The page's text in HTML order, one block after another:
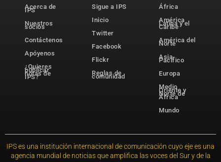
Acerca de
IPS
Nuestros
socios
Contáctenos
Apóyenos
¿Quieres
publicar
notas de
IPS?
Sigue a IPS
Inicio
Twitter
Facebook
Flickr
Reglas de
comunidad
África
América
Latina y el
Caribe
América del
Norte
Asia-
Pacífico
Europa
Medio
Oriente y
Norte de
África
Mundo
IPS es una institución internacional de comunicación cuyo eje es una
agencia mundial de noticias que amplifica las voces del Sur y de la